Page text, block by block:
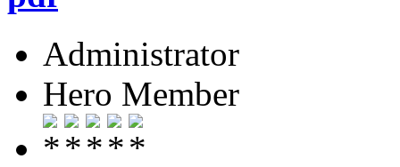
Administrator
Hero Member